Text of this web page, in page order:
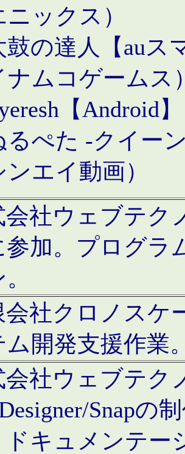
ニックス）
鼓の達人【auス
ナムコゲームス
【Android
るぺた -クイー
ンエイ動画）
社ウェブテク
参加。プログラ
会社クロノスケ
ム開発支援作業
会社ウェブテク
Snapの
ドキュメンテー